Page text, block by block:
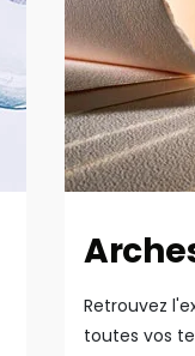
Retrouvez
toutes vos